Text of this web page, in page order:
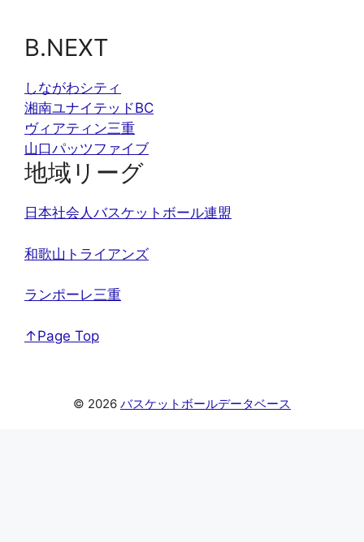
B.NEXT
しながわシティ
湘南ユナイテッドBC
ヴィアティン三重
山口パッツファイブ
地域リーグ
日本社会人バスケットボール連盟
和歌山トライアンズ
ランポーレ三重
↑Page Top
© 2026 バスケットボールデータベース